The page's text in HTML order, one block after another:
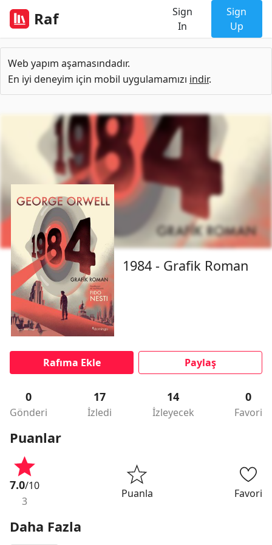
Raf
Sign
In
Sign
Up
Web yapım aşamasındadır.
En iyi deneyim için mobil uygulamamızı indir.
1984 - Grafik Roman
Rafıma Ekle Paylaş
0
Gönderi
17
İzledi
14
İzleyecek
0
Favori
Puanlar
7.0/10
3
Puanla Favori
Daha Fazla